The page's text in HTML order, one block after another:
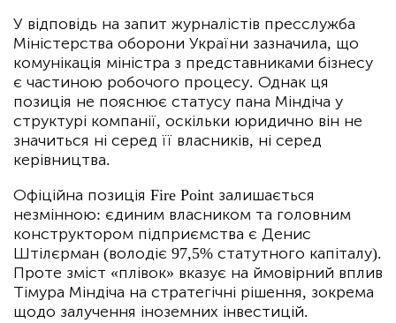
У відповідь на запит журналістів пресслужба
Міністерства оборони України зазначила, що
комунікація міністра з представниками бізнесу
є частиною робочого процесу. Однак ця
позиція не пояснює статусу пана Міндіча у
структурі компанії, оскільки юридично він не
значиться ні серед її власників, ні серед
керівництва.
Офіційна позиція Fire Point залишається
незмінною: єдиним власником та головним
конструктором підприємства є Денис
Штілєрман (володіє 97,5% статутного капіталу).
Проте зміст «плівок» вказує на ймовірний вплив
Тімура Міндіча на стратегічні рішення, зокрема
щодо залучення іноземних інвестицій.